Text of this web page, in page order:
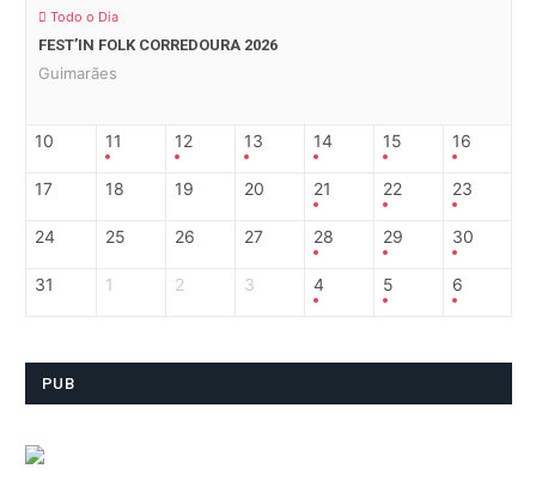
Todo o Dia
FEST’IN FOLK CORREDOURA 2026
Guimarães
10 11 12 13 14 15 16
17 18 19 20 21 22 23
24 25 26 27 28 29 30
31 1 2 3 4 5 6
PUB